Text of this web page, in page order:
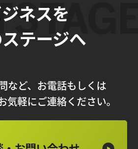
ネスを
テージへ
など、お電話もしくは
気軽にご連絡ください。